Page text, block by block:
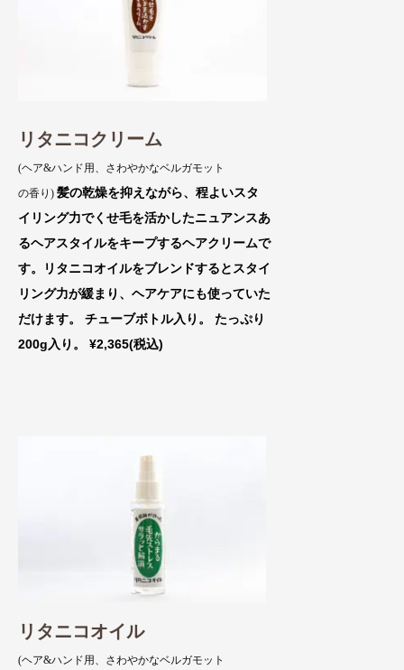
リタニコクリーム
(ヘア&ハンド用、さわやかなベルガモット
の香り) 髪の乾燥を抑えながら、程よいスタ
イリング力でくせ毛を活かしたニュアンスあ
るヘアスタイルをキープするヘアクリームで
す。リタニコオイルをブレンドするとスタイ
リング力が緩まり、ヘアケアにも使っていた
だけます。 チューブボトル入り。 たっぷり
200g入り。 ¥2,365(税込)
リタニコオイル
(ヘア&ハンド用、さわやかなベルガモット